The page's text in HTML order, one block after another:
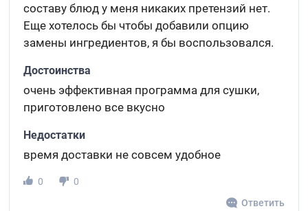
составу блюд у меня никаких претензий нет.
Еще хотелось бы чтобы добавили опцию
замены ингредиентов, я бы воспользовался.
Достоинства
очень эффективная программа для сушки,
приготовлено все вкусно
Недостатки
время доставки не совсем удобное
0
0
Ответить